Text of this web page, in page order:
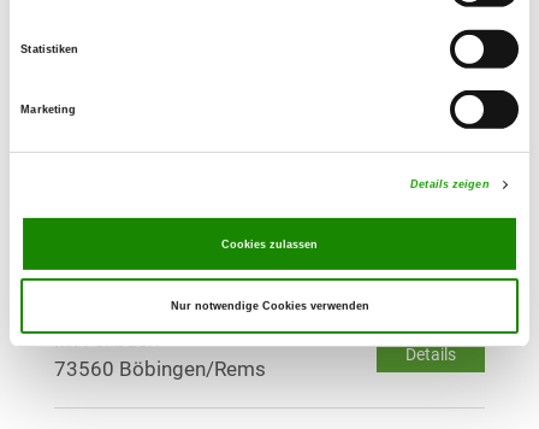
Statistiken
Marketing
Details zeigen
Cookies zulassen
Nur notwendige Cookies verwenden
OG - Mainhardter Wald e.V.
Details
OG - Böbingen/Rems e.V.
Details
Im Fellbach
73560 Böbingen/Rems